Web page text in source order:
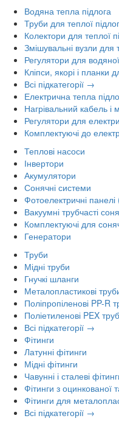
Водяна тепла підлога
Труби для теплої
Колектори для теплої
Змішувальні вузли для
Регулятори для
Кліпси, якорі і планки
Всі підкатегорії →
Електрична тепла
Нагрівальний кабель і
Регулятори для
Комплектуючі до
Теплові насоси
Інвертори
Акумулятори
Сонячні системи
Фотоелектричні панелі
Вакуумні трубчасті
Комплектуючі для
Генератори
Труби
Мідні труби
Гнучкі шланги
Металопластикові
Поліпропіленові PP-R
Поліетиленові PEX
Всі підкатегорії →
Фітинги
Латунні фітинги
Мідні фітинги
Чавунні і сталеві
Фітинги з оцинкованої
Фітинги для
Всі підкатегорії →